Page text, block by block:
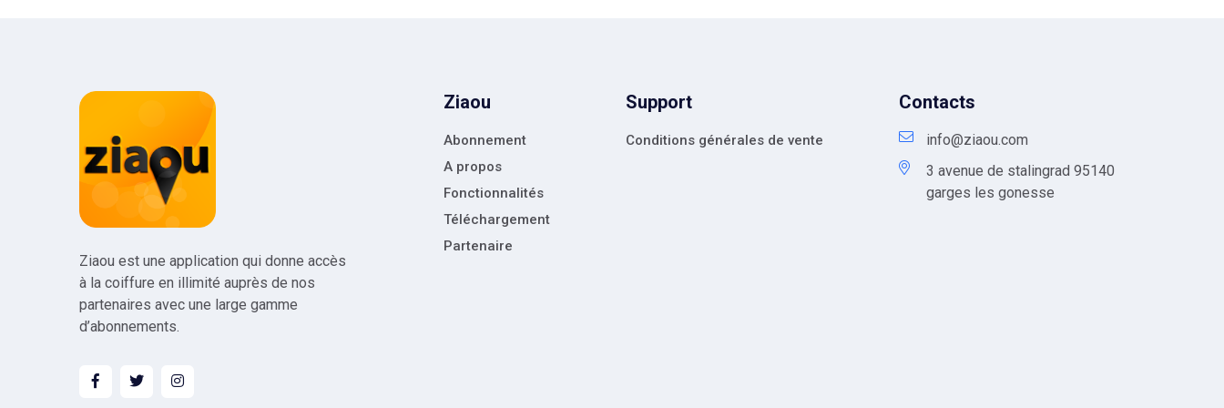
Ziaou est une application qui donne accès
à la coiffure en illimité auprès de nos
partenaires avec une large gamme
d’abonnements.
Ziaou
Abonnement
A propos
Fonctionnalités
Téléchargement
Partenaire
Support
Conditions générales de vente
Contacts
info@ziaou.com
3 avenue de stalingrad 95140
garges les gonesse